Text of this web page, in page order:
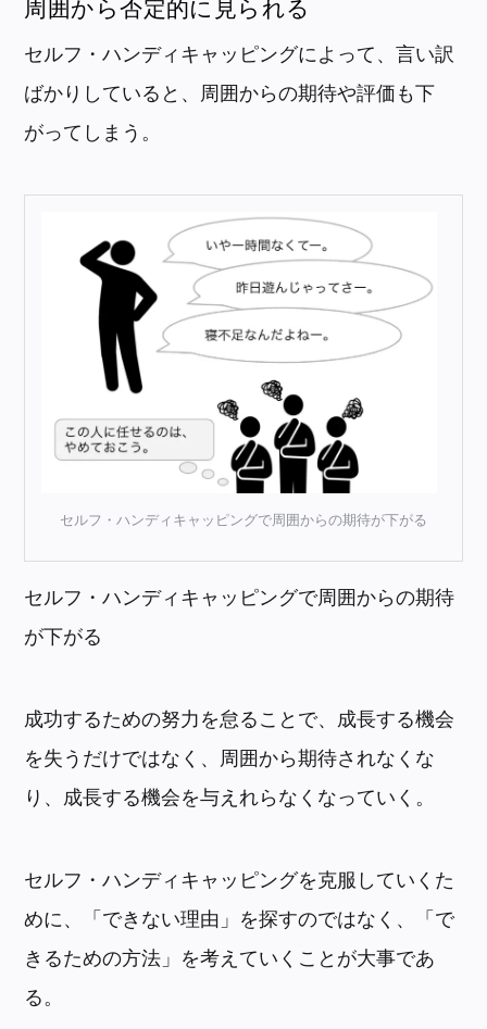
周囲から否定的に見られる
セルフ・ハンディキャッピングによって、言い訳
ばかりしていると、周囲からの期待や評価も下
がってしまう。
セルフ・ハンディキャッピングで周囲からの期待が下がる
セルフ・ハンディキャッピングで周囲からの期待
が下がる
成功するための努力を怠ることで、成長する機会
を失うだけではなく、周囲から期待されなくな
り、成長する機会を与えれらなくなっていく。
セルフ・ハンディキャッピングを克服していくた
めに、「できない理由」を探すのではなく、「で
きるための方法」を考えていくことが大事であ
る。